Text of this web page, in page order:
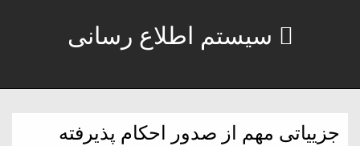
سیستم اطلاع رسانی
جزییاتی مهم از صدور احکام پذیرفته